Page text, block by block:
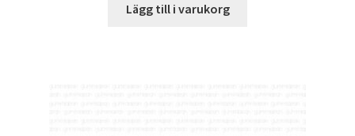
Lägg till i varukorg